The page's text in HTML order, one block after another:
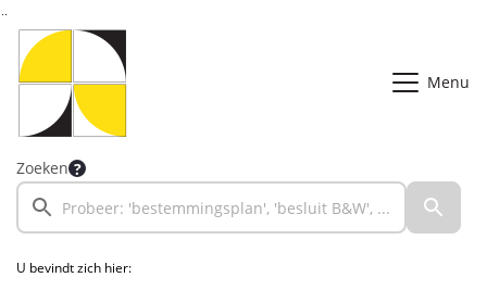
Menu
Zoeken
U bevindt zich hier: